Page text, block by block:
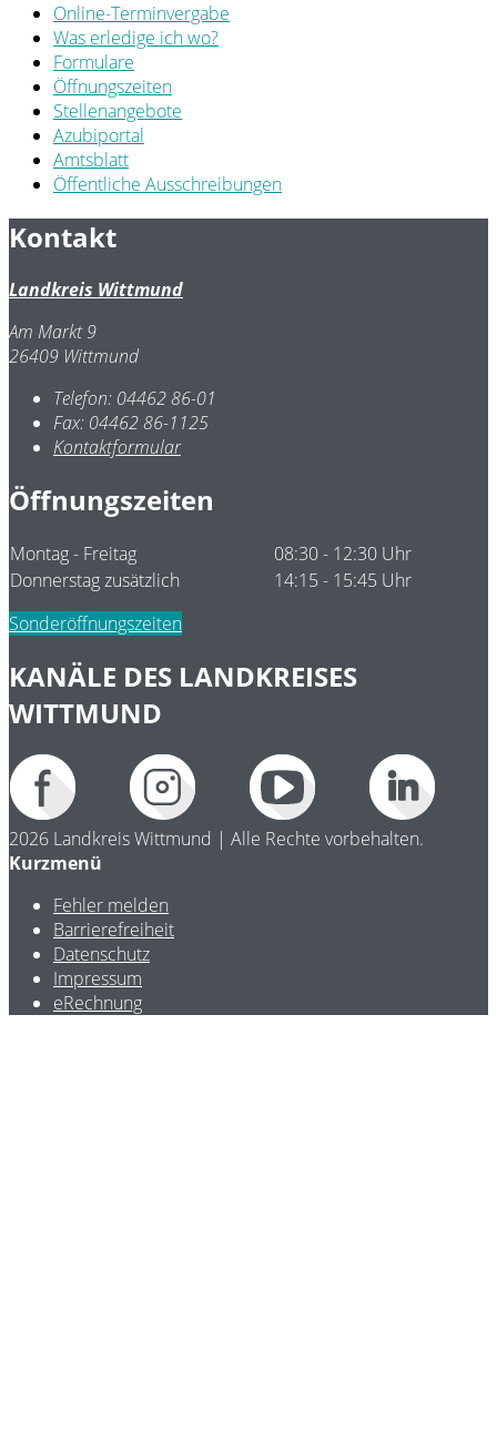
Online-Terminvergabe
Was erledige ich wo?
Formulare
Öffnungszeiten
Stellenangebote
Azubiportal
Amtsblatt
Öffentliche Ausschreibungen
Kontakt
Landkreis Wittmund
Am Markt 9
26409 Wittmund
Telefon: 04462 86-01
Fax: 04462 86-1125
Kontaktformular
Öffnungszeiten
Montag - Freitag
08:30 - 12:30 Uhr
Donnerstag zusätzlich
14:15 - 15:45 Uhr
Sonderöffnungszeiten
KANÄLE DES LANDKREISES
WITTMUND
2026 Landkreis Wittmund | Alle Rechte vorbehalten.
Kurzmenü
Fehler melden
Barrierefreiheit
Datenschutz
Impressum
eRechnung